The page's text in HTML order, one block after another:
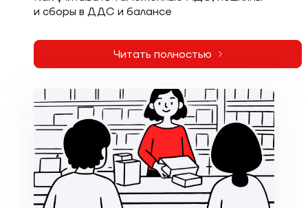
и сборы в ДДС и балансе
Читать полностью